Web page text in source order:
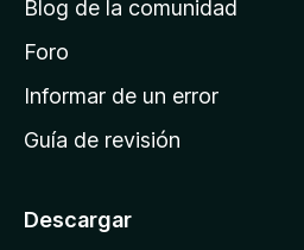
e
i
n
c
o
Blog de la comunidad
Foro
Informar de un error
Guía de revisión
Descargar